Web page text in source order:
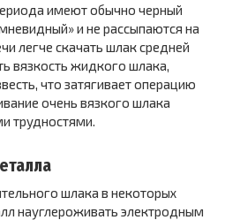
имеют обычно чер­ный
и не рассыпа­ются на
легче скачать шлак средней
вязкость жидкого шлака,
что затягивает операцию
очень вязкого шлака
трудностями.
шлака в некоторых
науглероживать электродным